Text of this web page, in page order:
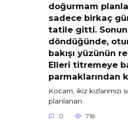
doğurmam
sadece birkaç
tatile gitti.
döndüğünde,
bakışı yüzünün
Elleri titremeye
parmaklarından
Kocam, ikiz
planlanan
0 718